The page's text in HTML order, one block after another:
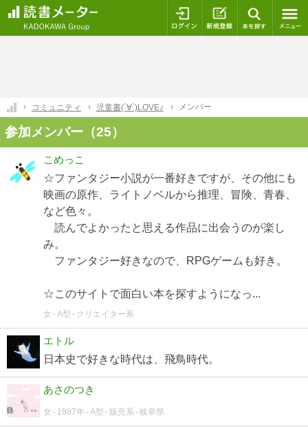
ログイン 新規登録
コミュニティ 児童書(´∀`)LOVE♪ メンバー
参加メンバー（25）
こめっこ
☆ファンタジー小説が一番好きですが、その他にも
映画の原作、ライトノベルから推理、冒険、青春、
など色々。
読んでよかったと思える作品に出会うのが楽し
み。
ファンタジー好きなので、RPGゲームも好き。
☆このサイトで面白い本を探すようになっ...
女 A型 クリエイター系
エトル
日本史で好きな時代は、飛鳥時代。
あさのつき
女 1987年 A型 販売系 岐阜県